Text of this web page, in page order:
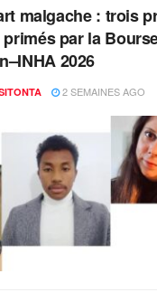
malgache : trois
par la
2026
2 SEMAINES AGO